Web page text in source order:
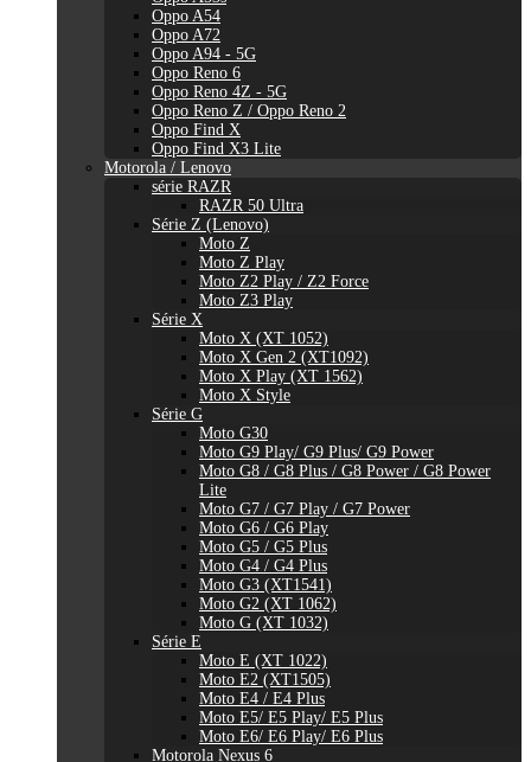
Oppo A54
Oppo A72
Oppo A94 - 5G
Oppo Reno 6
Oppo Reno 4Z - 5G
Oppo Reno Z / Oppo Reno 2
Oppo Find X
Oppo Find X3 Lite
Motorola / Lenovo
série RAZR
RAZR 50 Ultra
Série Z (Lenovo)
Moto Z
Moto Z Play
Moto Z2 Play / Z2 Force
Moto Z3 Play
Série X
Moto X (XT 1052)
Moto X Gen 2 (XT1092)
Moto X Play (XT 1562)
Moto X Style
Série G
Moto G30
Moto G9 Play/ G9 Plus/ G9 Power
Moto G8 / G8 Plus / G8 Power / G8 Power
Lite
Moto G7 / G7 Play / G7 Power
Moto G6 / G6 Play
Moto G5 / G5 Plus
Moto G4 / G4 Plus
Moto G3 (XT1541)
Moto G2 (XT 1062)
Moto G (XT 1032)
Série E
Moto E (XT 1022)
Moto E2 (XT1505)
Moto E4 / E4 Plus
Moto E5/ E5 Play/ E5 Plus
Moto E6/ E6 Play/ E6 Plus
Motorola Nexus 6